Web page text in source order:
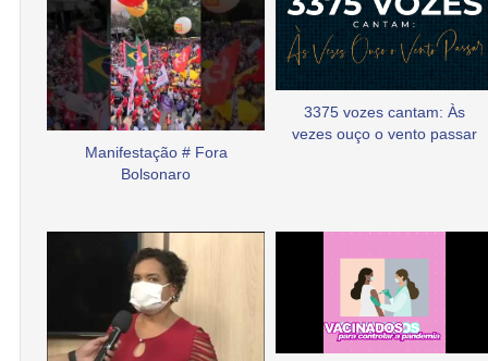
Manifestação # Fora
Bolsonaro
3375 vozes cantam: Às
vezes ouço o vento passar